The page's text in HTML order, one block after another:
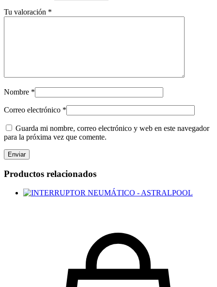
Tu valoración *
Nombre *
Correo electrónico *
Guarda mi nombre, correo electrónico y web en este navegador
para la próxima vez que comente.
Productos relacionados